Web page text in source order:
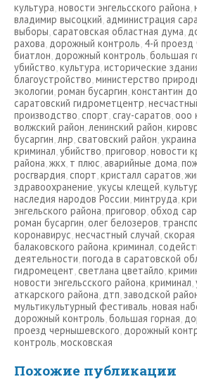
культура,новости энгельсского района,
владимир высоцкий, администрация
выборы, саратовская областная дума,
рахова, дорожный контроль, 4-й проезд
биатлон, дорожный контроль,большая
убийство,культура,исторические
благоустройство,министерство
экологии,роман бусаргин,константин
саратовский гидрометцентр,
производство, спорт, сгау-саратов, ооо
волжский район,ленинский район,
бусаргин,лнр, сватовский район,украина
криминал,убийство,приговор,новости
района,жкх, т плюс, аварийные дома,
росгвардия, спорт,кристалл саратов,
здравоохранение,укусы клещей,
наследия народов России,минтруда,
энгельского района,приговор, обход
роман бусаргин, олег белозеров,
коронавирус,несчастный случай,
балаковского района,криминал,
деятельности,погода в саратовской
гидромецент, светлана цветайло,
новости энгельсского района,криминал,
аткарского района, дтп,заводской
мультикультурный фестиваль,новая
дорожный контроль,большая горная,
проезд чернышевского, дорожный
контроль,московская
Похожие публикации